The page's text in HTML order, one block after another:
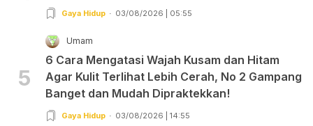
Gaya Hidup 03/08/2026 | 05:55
5
Umam
6 Cara Mengatasi Wajah Kusam dan Hitam
Agar Kulit Terlihat Lebih Cerah, No 2 Gampang
Banget dan Mudah Dipraktekkan!
Gaya Hidup 03/08/2026 | 14:55